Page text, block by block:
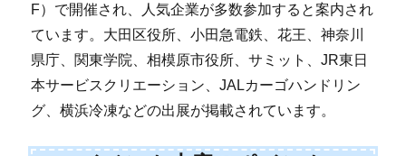
F）で開催され、人気企業が多数参加すると案内され
ています。大田区役所、小田急電鉄、花王、神奈川
県庁、関東学院、相模原市役所、サミット、JR東日
本サービスクリエーション、JALカーゴハンドリン
グ、横浜冷凍などの出展が掲載されています。